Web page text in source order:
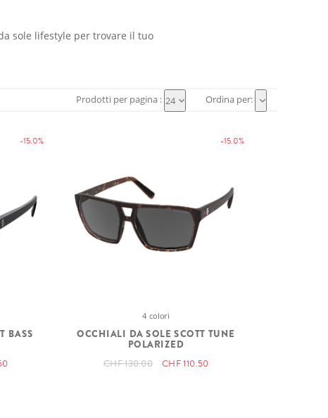
sole lifestyle per trovare il tuo
Prodotti per pagina : 24 Ordina per:
-15.0%
BASS
-15.0%
4 colori
OCCHIALI DA SOLE SCOTT TUNE
POLARIZED
CHF 130.00 CHF 110.50